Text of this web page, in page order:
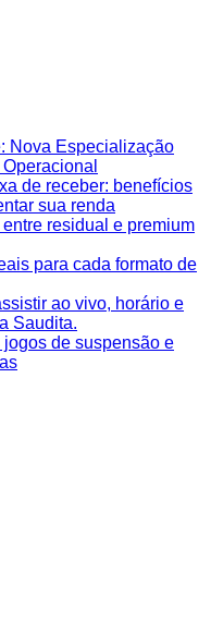
Nova Especialização
de receber: benefícios
sua renda
residual e premium
para cada formato de
ao vivo, horário e
Saudita.
de suspensão e